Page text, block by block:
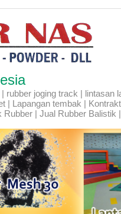
joging track | lintasan
| Lapangan tembak |
| Jual Rubber Balistik